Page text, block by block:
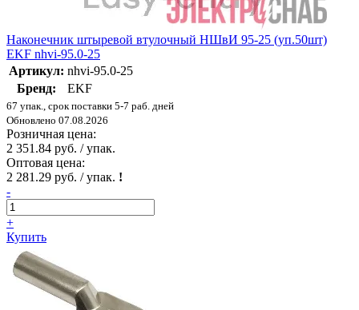
Наконечник штыревой втулочный НШвИ 95-25 (уп.50шт)
EKF nhvi-95.0-25
Артикул: nhvi-95.0-25
Бренд:
EKF
67 упак., срок поставки 5-7 раб. дней
Обновлено 07.08.2026
Розничная цена:
2 351.84 руб. / упак.
Оптовая цена:
2 281.29 руб. / упак. !
-
+
Купить